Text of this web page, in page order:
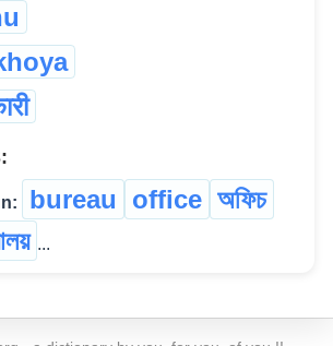
bureau office অফিচ
...